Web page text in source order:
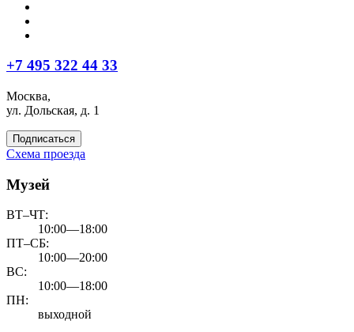
+7 495 322 44 33
Москва,
ул. Дольская, д. 1
Подписаться
Схема проезда
Музей
ВТ–ЧТ:
10:00—18:00
ПТ–СБ:
10:00—20:00
ВС:
10:00—18:00
ПН:
выходной